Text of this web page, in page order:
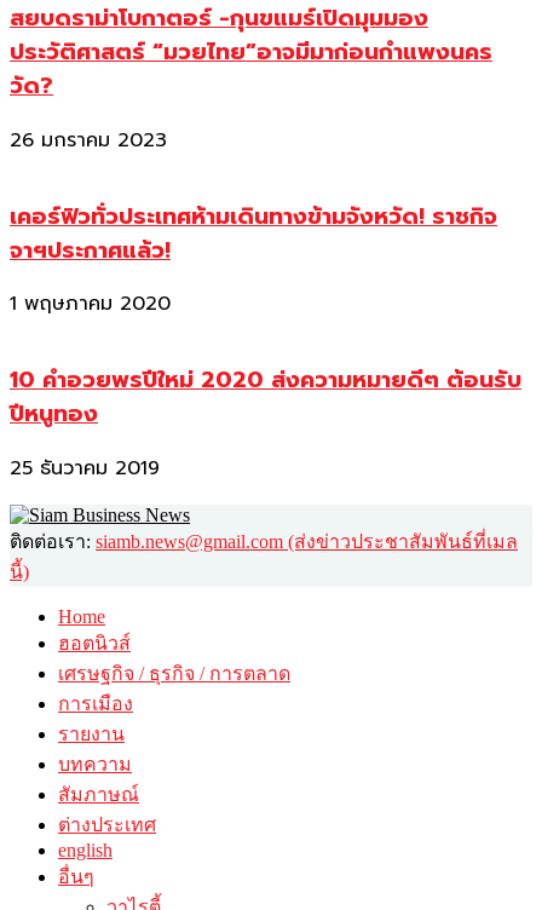
สยบดราม่าโบกาตอร์ -กุนขแมร์เปิดมุมมอง
ประวัติศาสตร์ “มวยไทย”อาจมีมาก่อนกำแพงนคร
วัด?
26 มกราคม 2023
เคอร์ฟิวทั่วประเทศห้ามเดินทางข้ามจังหวัด! ราชกิจ
จาฯประกาศแล้ว!
1 พฤษภาคม 2020
10 คำอวยพรปีใหม่ 2020 ส่งความหมายดีๆ ต้อนรับ
ปีหนูทอง
25 ธันวาคม 2019
ติดต่อเรา: siamb.news@gmail.com (ส่งข่าวประชาสัมพันธ์ที่เมล
นี้)
Home
ฮอตนิวส์
เศรษฐกิจ / ธุรกิจ / การตลาด
การเมือง
รายงาน
บทความ
สัมภาษณ์
ต่างประเทศ
english
อื่นๆ